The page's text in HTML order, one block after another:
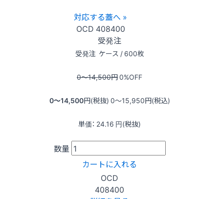
対応する蓋へ »
OCD 408400
受発注
受発注 ケース / 600枚
0〜14,500円0%OFF
0〜14,500円(税抜) 0〜15,950円(税込)
単価： 24.16 円(税抜)
数量
カートに入れる
OCD
408400